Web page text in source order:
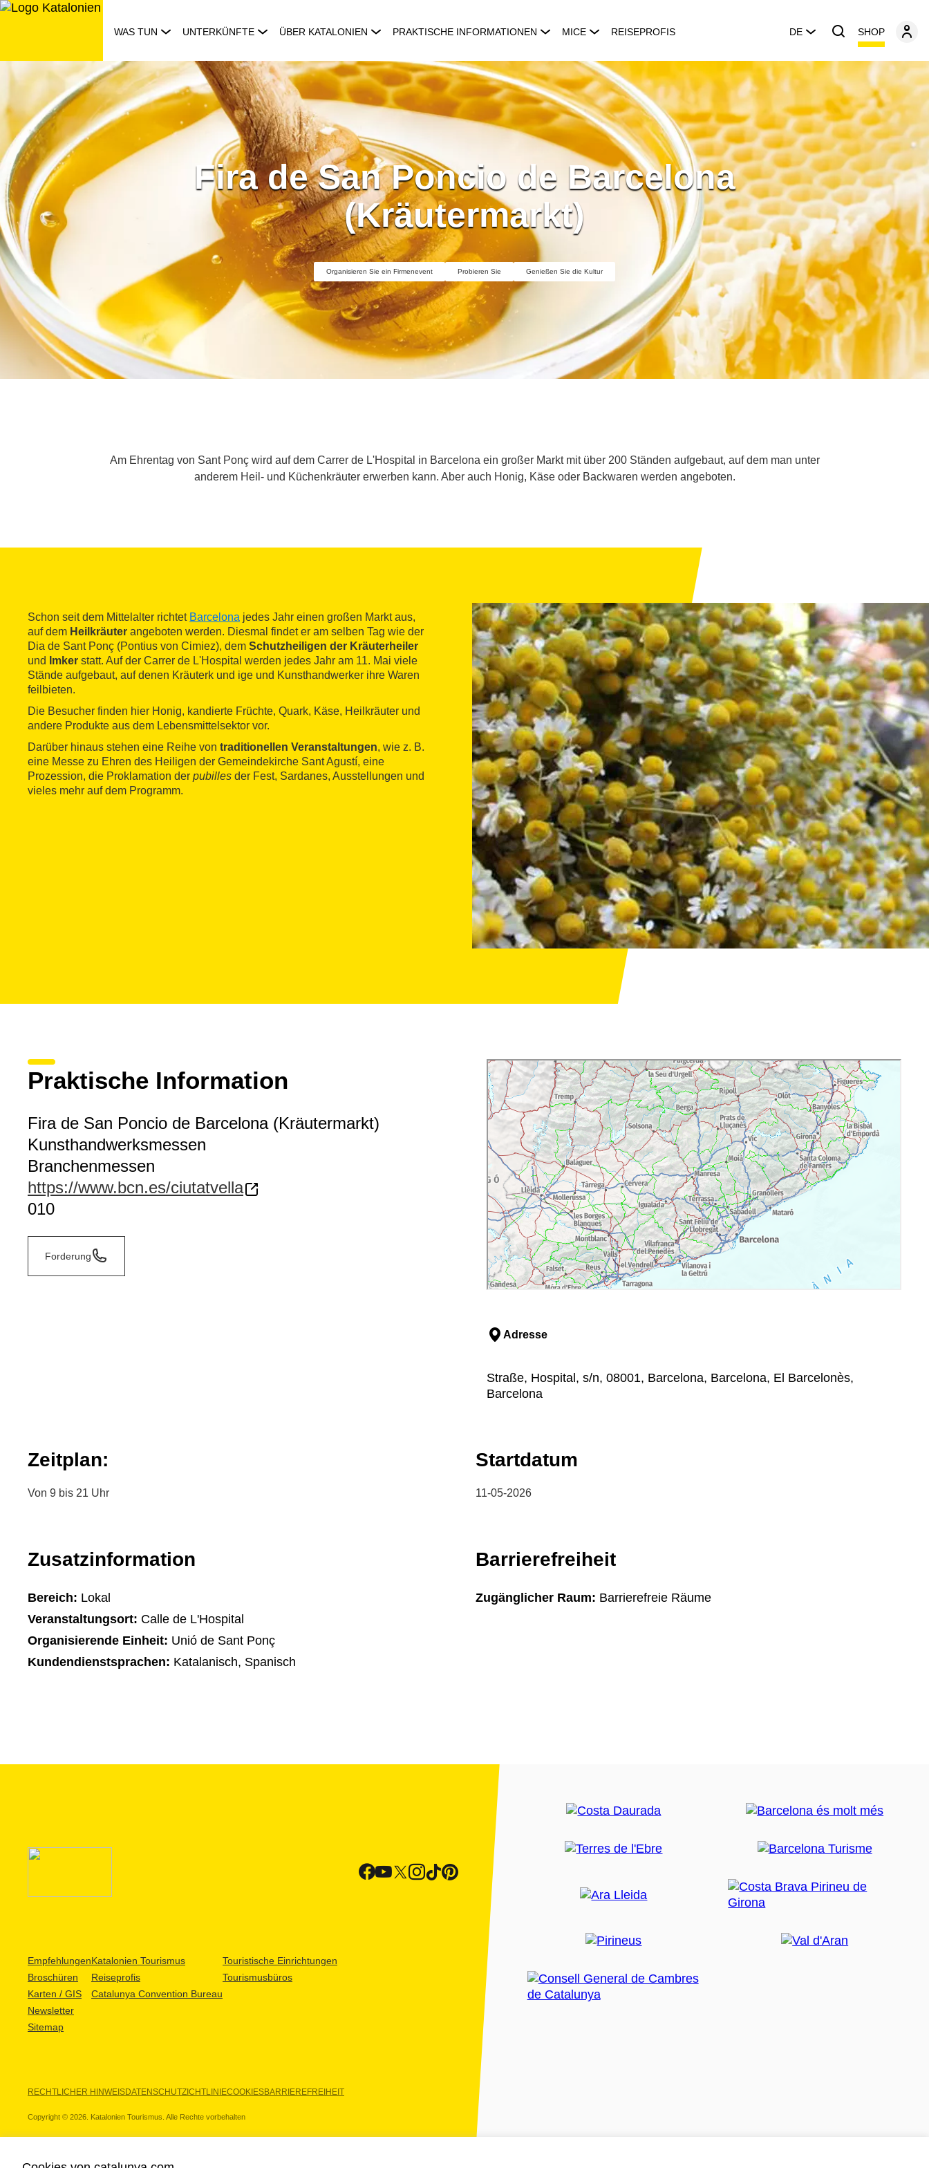
Zum
WAS TUN UNTERKÜNFTE ÜBER KATALONIEN PRAKTISCHE INFORMATIONEN MICE REISEPROFIS DE SHOP
Fira de San Poncio de Barcelona
(Kräutermarkt)
Organisieren Sie ein Firmenevent Probieren Sie Genießen Sie die Kultur
Am Ehrentag von Sant Ponç wird auf dem Carrer de L'Hospital in Barcelona ein großer Markt mit über 200 Ständen aufgebaut, auf dem man unter
anderem Heil- und Küchenkräuter erwerben kann. Aber auch Honig, Käse oder Backwaren werden angeboten.
Schon seit dem Mittelalter richtet Barcelona jedes Jahr einen großen Markt aus,
auf dem Heilkräuter angeboten werden. Diesmal findet er am selben Tag wie der
Dia de Sant Ponç (Pontius von Cimiez), dem Schutzheiligen der Kräuterheiler
und
Imker statt. Auf der Carrer de L'Hospital werden jedes Jahr am 11. Mai viele
Stände aufgebaut, auf denen Kräuterk und ige und Kunsthandwerker ihre Waren
feilbieten.
Die Besucher finden hier Honig, kandierte Früchte, Quark, Käse, Heilkräuter und
andere Produkte aus dem Lebensmittelsektor vor.
Darüber hinaus stehen eine Reihe von traditionellen Veranstaltungen, wie z. B.
eine Messe zu Ehren des Heiligen der Gemeindekirche Sant Agustí, eine
Prozession, die Proklamation der pubilles der Fest, Sardanes, Ausstellungen und
vieles mehr auf dem Programm.
Praktische Information
Fira de San Poncio de Barcelona (Kräutermarkt)
Kunsthandwerksmessen
Branchenmessen
https://www.bcn.es/ciutatvella
010
Forderung
Adresse
Straße, Hospital, s/n, 08001, Barcelona, Barcelona, El Barcelonès,
Barcelona
Zeitplan:
Von 9 bis 21 Uhr
Startdatum
11-05-2026
Zusatzinformation
Bereich: Lokal
Veranstaltungsort: Calle de L'Hospital
Organisierende Einheit: Unió de Sant Ponç
Kundendienstsprachen: Katalanisch, Spanisch
Barrierefreiheit
Zugänglicher Raum: Barrierefreie Räume
Empfehlungen
Broschüren
Karten / GIS
Newsletter
Sitemap
Katalonien Tourismus
Reiseprofis
Catalunya Convention Bureau
Touristische Einrichtungen
Tourismusbüros
RECHTLICHER HINWEISDATENSCHUTZICHTLINIECOOKIESBARRIEREFREIHEIT
Copyright © 2026. Katalonien Tourismus. Alle Rechte vorbehalten